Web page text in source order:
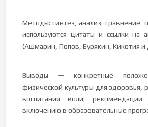
Методы: синтез, анализ, сравнение,
используются цитаты и ссылки на
(Ашмарин, Попов, Бурякин, Кикотия и
Выводы — конкретные
физической культуры для здоровья,
воспитания воли;
включению в образовательные